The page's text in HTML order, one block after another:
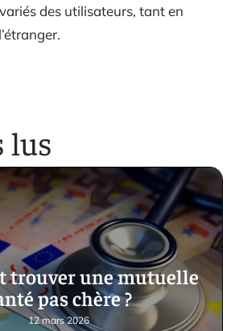
des utilisateurs, tant en
lus
trouver une mutuelle
pas chère ?
12 mars 2026